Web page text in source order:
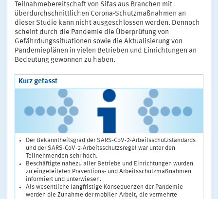
Teilnahmebereitschaft von Sifas aus Branchen mit
überdurchschnittlichen Corona-Schutzmaßnahmen an
dieser Studie kann nicht ausgeschlossen werden. Dennoch
scheint durch die Pandemie die Überprüfung von
Gefährdungssituationen sowie die Aktualisierung von
Pandemieplänen in vielen Betrieben und Einrichtungen an
Bedeutung gewonnen zu haben.
Kurz gefasst
Der Bekanntheitsgrad der SARS-CoV-2-Arbeitsschutzstandards
und der SARS-CoV-2-Arbeitsschutzsregel war unter den
Teilnehmenden sehr hoch.
Beschäftigte nahezu aller Betriebe und Einrichtungen wurden
zu eingeleiteten Präventions- und Arbeitsschutzmaßnahmen
informiert und unterwiesen.
Als wesentliche langfristige Konsequenzen der Pandemie
werden die Zunahme der mobilen Arbeit, die vermehrte